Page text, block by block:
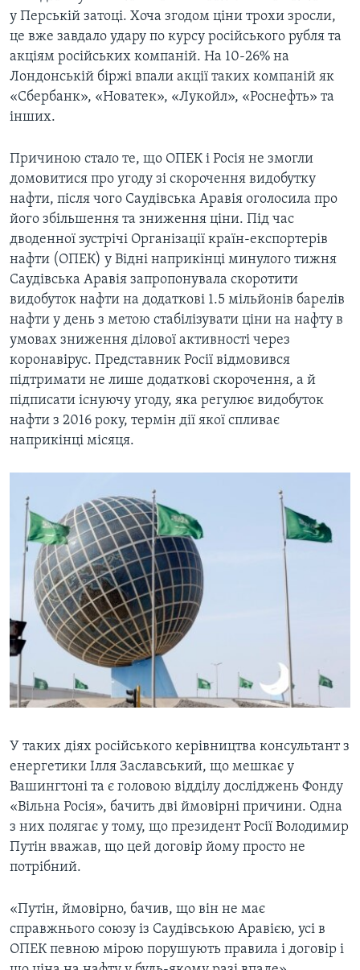
у Перській затоці. Хоча згодом ціни трохи зросли,
це вже завдало удару по курсу російського рубля та
акціям російських компаній. На 10-26% на
Лондонській біржі впали акції таких компаній як
«Сбербанк», «Новатек», «Лукойл», «Роснефть» та
інших.
Причиною стало те, що ОПЕК і Росія не змогли
домовитися про угоду зі скорочення видобутку
нафти, після чого Саудівська Аравія оголосила про
його збільшення та зниження ціни. Під час
дводенної зустрічі Організації країн-експортерів
нафти (ОПЕК) у Відні наприкінці минулого тижня
Саудівська Аравія запропонувала скоротити
видобуток нафти на додаткові 1.5 мільйонів барелів
нафти у день з метою стабілізувати ціни на нафту в
умовах зниження ділової активності через
коронавірус. Представник Росії відмовився
підтримати не лише додаткові скорочення, а й
підписати існуючу угоду, яка регулює видобуток
нафти з 2016 року, термін дії якої спливає
наприкінці місяця.
У таких діях російського керівництва консультант з
енергетики Ілля Заславський, що мешкає у
Вашингтоні та є головою відділу досліджень Фонду
«Вільна Росія», бачить дві ймовірні причини. Одна
з них полягає у тому, що президент Росії Володимир
Путін вважав, що цей договір йому просто не
потрібний.
«Путін, ймовірно, бачив, що він не має
справжнього союзу із Саудівською Аравією, усі в
ОПЕК певною мірою порушують правила і договір і